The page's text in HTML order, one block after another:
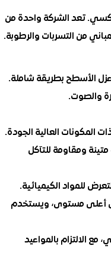
تعد الشركة واحدة من
من التسربات والرطوبة.
الأسطح بطريقة شاملة.
والصوت.
المكونات العالية الجودة.
ومقاومة للتآكل
للمواد الكيميائية.
أعلى مستوى، ويستخدم
الالتزام بالمواعيد